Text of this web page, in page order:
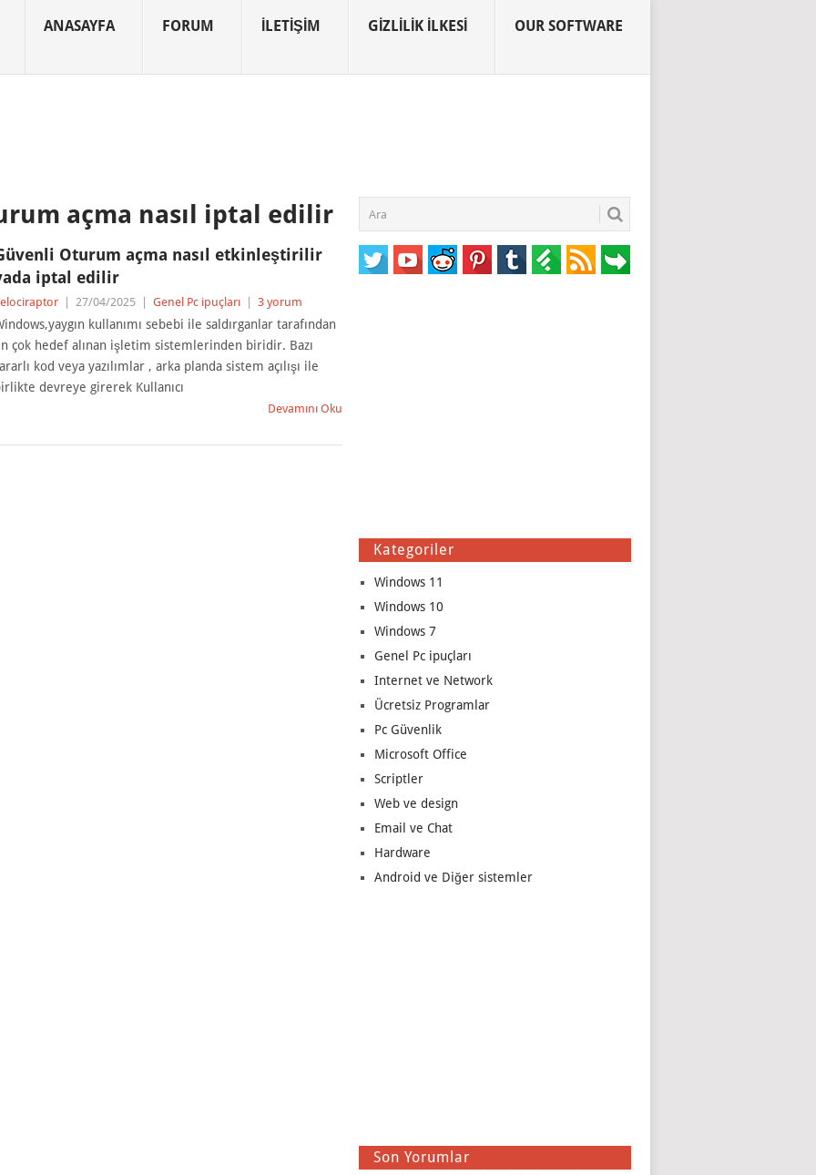
ANASAYFA FORUM İLETIŞIM GIZLILIK İLKESI OUR SOFTWARE
açma nasıl iptal edilir
Oturum açma nasıl etkinleştirilir
iptal edilir
27/04/2025 Genel Pc ipuçları 3 yorum
kullanımı sebebi ile saldırganlar tarafından
çok hedef alınan işletim sistemlerinden biridir. Bazı
kod veya yazılımlar , arka planda sistem açılışı ile
devreye girerek Kullanıcı
Devamını Oku
Kategoriler
Windows 11
Windows 10
Windows 7
Genel Pc ipuçları
Internet ve Network
Ücretsiz Programlar
Pc Güvenlik
Microsoft Office
Scriptler
Web ve design
Email ve Chat
Hardware
Android ve Diğer sistemler
Son Yorumlar